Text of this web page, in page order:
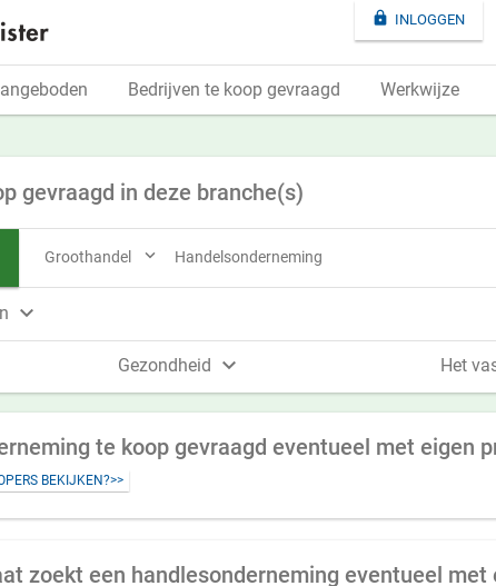
gevraagd in deze branche(s)
Groothandel  Handelsonderneming

Gezondheid  Het
te koop gevraagd eventueel met eigen
BEKIJKEN?>>
zoekt een handlesonderneming eventueel
 INLOGGEN
Bedrijven te koop gevraagd Werkwijze